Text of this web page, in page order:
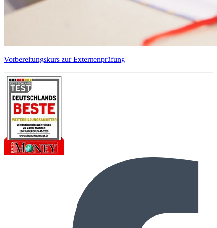
Vorbereitungskurs zur Externenprüfung